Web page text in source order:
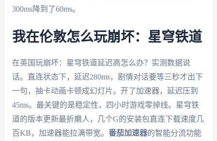
300ms降到了60ms。
我在伦敦怎么玩崩坏：星穹铁道
在英国玩崩坏：星穹铁道延迟高怎么办？实测数据说
话。直连状态下，延迟280ms，剧情对话要等三秒才出下
一句，抽卡动画卡顿成幻灯片。开了加速器，延迟压到
45ms。最关键的是稳定性，四小时游戏零掉线。星穹铁
道的版本更新最折磨人，几个G的安装包直连下载速度几
百KB，加速器能拉满带宽。 番茄加速器的智能分流功能